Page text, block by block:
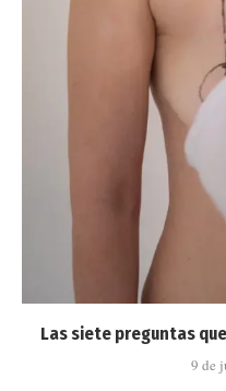
Las siete preguntas
9 de